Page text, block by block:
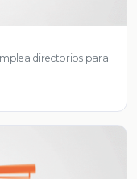
directorios para